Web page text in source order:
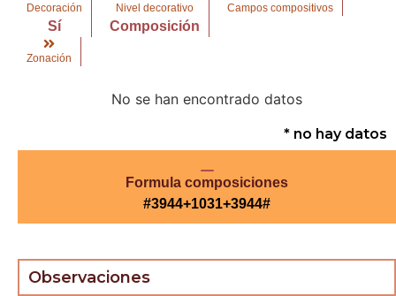
Decoración
Sí
Nivel decorativo
Composición
Campos compositivos
Zonación
No se han encontrado datos
* no hay datos
Formula composiciones
#3944+1031+3944#
Observaciones